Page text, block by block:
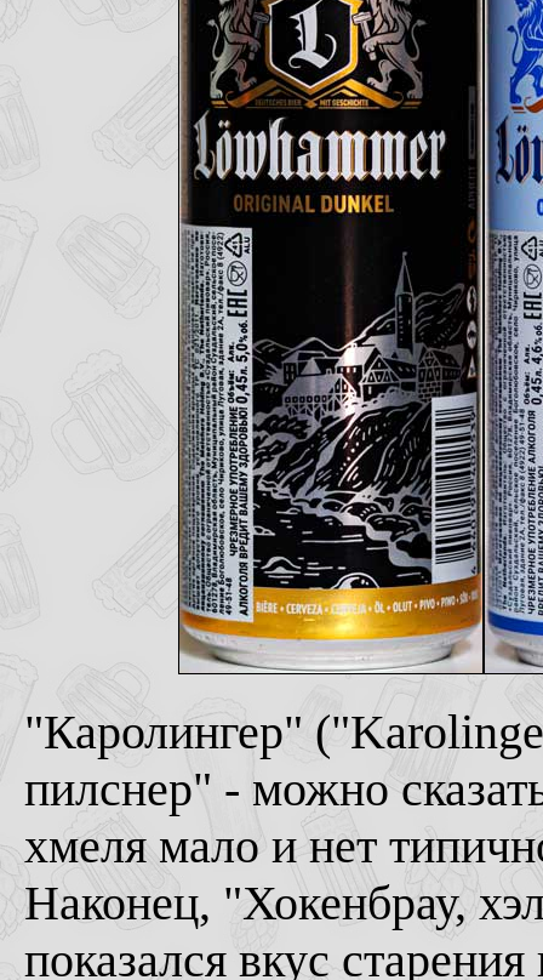
"Каролингер"
пилснер" - можно
хмеля мало и нет
Наконец, "Хокенбрау,
показался вкус